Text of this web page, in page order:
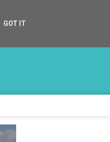
GOT IT